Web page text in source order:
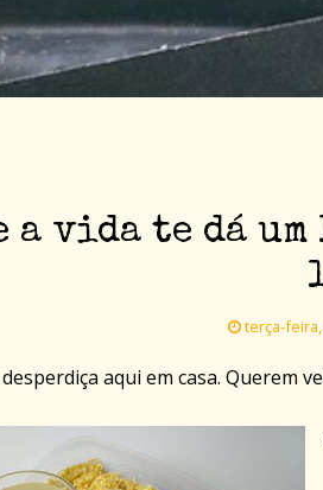
a vida te dá
terça-
aqui em casa. Querem